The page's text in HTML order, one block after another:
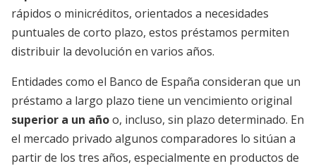
rápidos o minicréditos, orientados a necesidades
puntuales de corto plazo, estos préstamos permiten
distribuir la devolución en varios años.
Entidades como el Banco de España consideran que un
préstamo a largo plazo tiene un vencimiento original
superior a un añoo, incluso, sin plazo determinado. En
el mercado privado algunos comparadores lo sitúan a
partir de los tres años, especialmente en productos de